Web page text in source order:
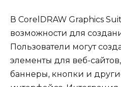
В CorelDRAW Graphics
возможности для
Пользователи могут
элементы для веб-
баннеры, кнопки и